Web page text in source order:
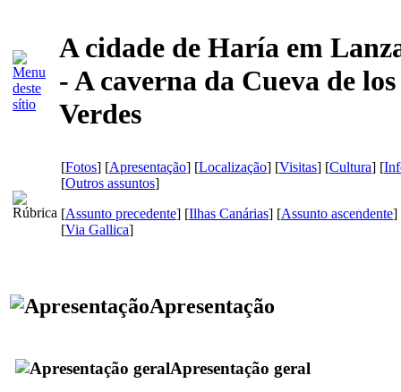
A cidade de Haría em
- A caverna da Cueva de los
Verdes
[Fotos] [Apresentação] [Localização] [Visitas] [Cultura] [
[Outros assuntos]
[Assunto precedente] [Ilhas Canárias] [Assunto ascendente]
[Via Gallica]
Apresentação
Apresentação geral